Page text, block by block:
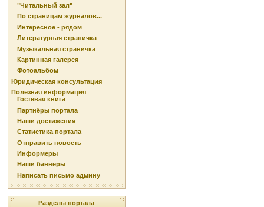
"Читальный зал"
По страницам журналов...
Интересное - рядом
Литературная страничка
Музыкальная страничка
Картинная галерея
Фотоальбом
Юридическая консультация
Полезная информация
Гостевая книга
Партнёры портала
Наши достижения
Статистика портала
Отправить новость
Информеры
Наши баннеры
Написать письмо админу
Разделы портала